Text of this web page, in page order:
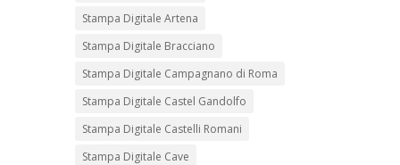
Stampa Digitale Artena
Stampa Digitale Bracciano
Stampa Digitale Campagnano di Roma
Stampa Digitale Castel Gandolfo
Stampa Digitale Castelli Romani
Stampa Digitale Cave